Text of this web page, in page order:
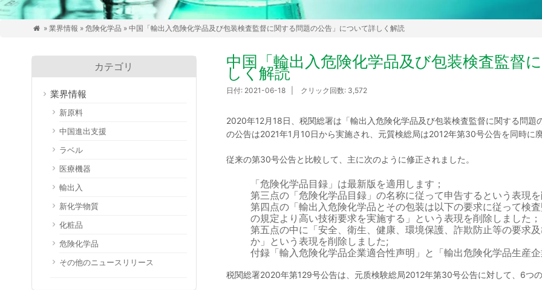
 » 業界情報 » 危険化学品 » 中国「輸出入危険化学品及び包装検査監督に関する問題の公告」について詳しく解読
中国「輸出入危険化学品及び包装検査監督
しく解読
日付: 2021-06-18 | クリック回数: 3,572
2020年12月18日、税関総署は「輸出入危険化学品及び包装検査監督に関する問
の公告は2021年1月10日から実施され、元質検総局は2012年第30号公告を同時に
従来の第30号公告と比較して、主に次のように修正されました。
「危険化学品目録」は最新版を適用します；
第三点の「危険化学品目録」の名称に従って申告するという表現を
第四点の「輸出入危険化学品とその包装は以下の要求に従って検
の規定より高い技術要求を実施する」という表現を削除しました；
第五点の中に「安全、衛生、健康、環境保護、詐欺防止等の要求
か」という表現を削除しました;
付録「輸入危険化学品企業適合性声明」と「輸出危険化学品生産
税関総署2020年第129号公告は、元质検験総局2012年第30号公告に対して、6つの
カテゴリ
業界情報
新原料
中国進出支援
ラベル
医療機器
輸出入
新化学物質
化粧品
危険化学品
その他のニュースリリース